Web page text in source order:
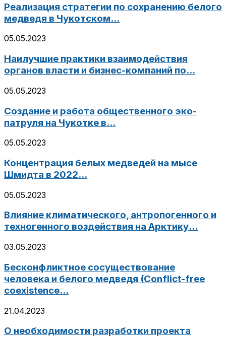
Реализация стратегии по сохранению белого
медведя в Чукотском...
05.05.2023
Наилучшие практики взаимодействия
органов власти и бизнес-компаний по...
05.05.2023
Создание и работа общественного эко-
патруля на Чукотке в...
05.05.2023
Концентрация белых медведей на мысе
Шмидта в 2022...
05.05.2023
Влияние климатического, антропогенного и
техногенного воздействия на Арктику...
03.05.2023
Бесконфликтное сосуществование
человека и белого медведя (Conflict-free
coexistence...
21.04.2023
О необходимости разработки проекта